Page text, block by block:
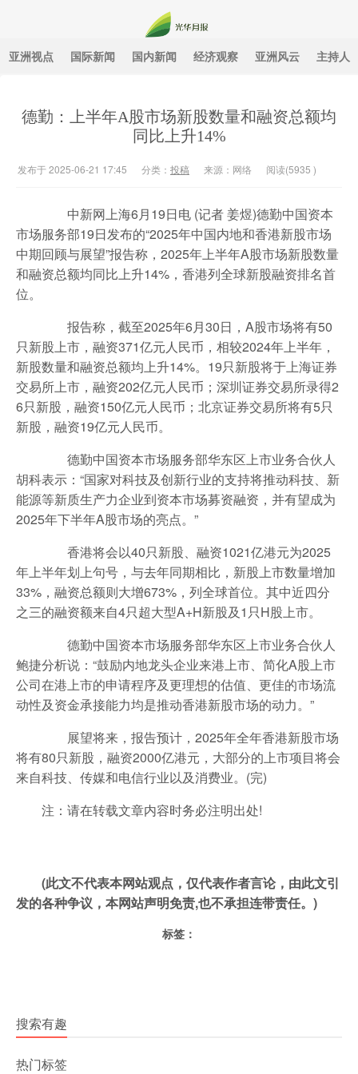
光华月报
亚洲视点 国际新闻 国内新闻 经济观察 亚洲风云 主持人
德勤：上半年A股市场新股数量和融资总额均
同比上升14%
发布于 2025-06-21 17:45 分类： 投稿 来源：网络 阅读(5935 )
中新网上海6月19日电 (记者 姜煜)德勤中国资本
市场服务部19日发布的“2025年中国内地和香港新股市场
中期回顾与展望”报告称，2025年上半年A股市场新股数量
和融资总额均同比上升14%，香港列全球新股融资排名首
位。
报告称，截至2025年6月30日，A股市场将有50
只新股上市，融资371亿元人民币，相较2024年上半年，
新股数量和融资总额均上升14%。19只新股将于上海证券
交易所上市，融资202亿元人民币；深圳证券交易所录得2
6只新股，融资150亿元人民币；北京证券交易所将有5只
新股，融资19亿元人民币。
德勤中国资本市场服务部华东区上市业务合伙人
胡科表示：“国家对科技及创新行业的支持将推动科技、新
能源等新质生产力企业到资本市场募资融资，并有望成为
2025年下半年A股市场的亮点。”
香港将会以40只新股、融资1021亿港元为2025
年上半年划上句号，与去年同期相比，新股上市数量增加
33%，融资总额则大增673%，列全球首位。其中近四分
之三的融资额来自4只超大型A+H新股及1只H股上市。
德勤中国资本市场服务部华东区上市业务合伙人
鲍捷分析说：“鼓励内地龙头企业来港上市、简化A股上市
公司在港上市的申请程序及更理想的估值、更佳的市场流
动性及资金承接能力均是推动香港新股市场的动力。”
展望将来，报告预计，2025年全年香港新股市场
将有80只新股，融资2000亿港元，大部分的上市项目将会
来自科技、传媒和电信行业以及消费业。(完)
注：请在转载文章内容时务必注明出处!
(此文不代表本网站观点，仅代表作者言论，由此文引
发的各种争议，本网站声明免责,也不承担连带责任。)
标签：
搜索有趣
热门标签